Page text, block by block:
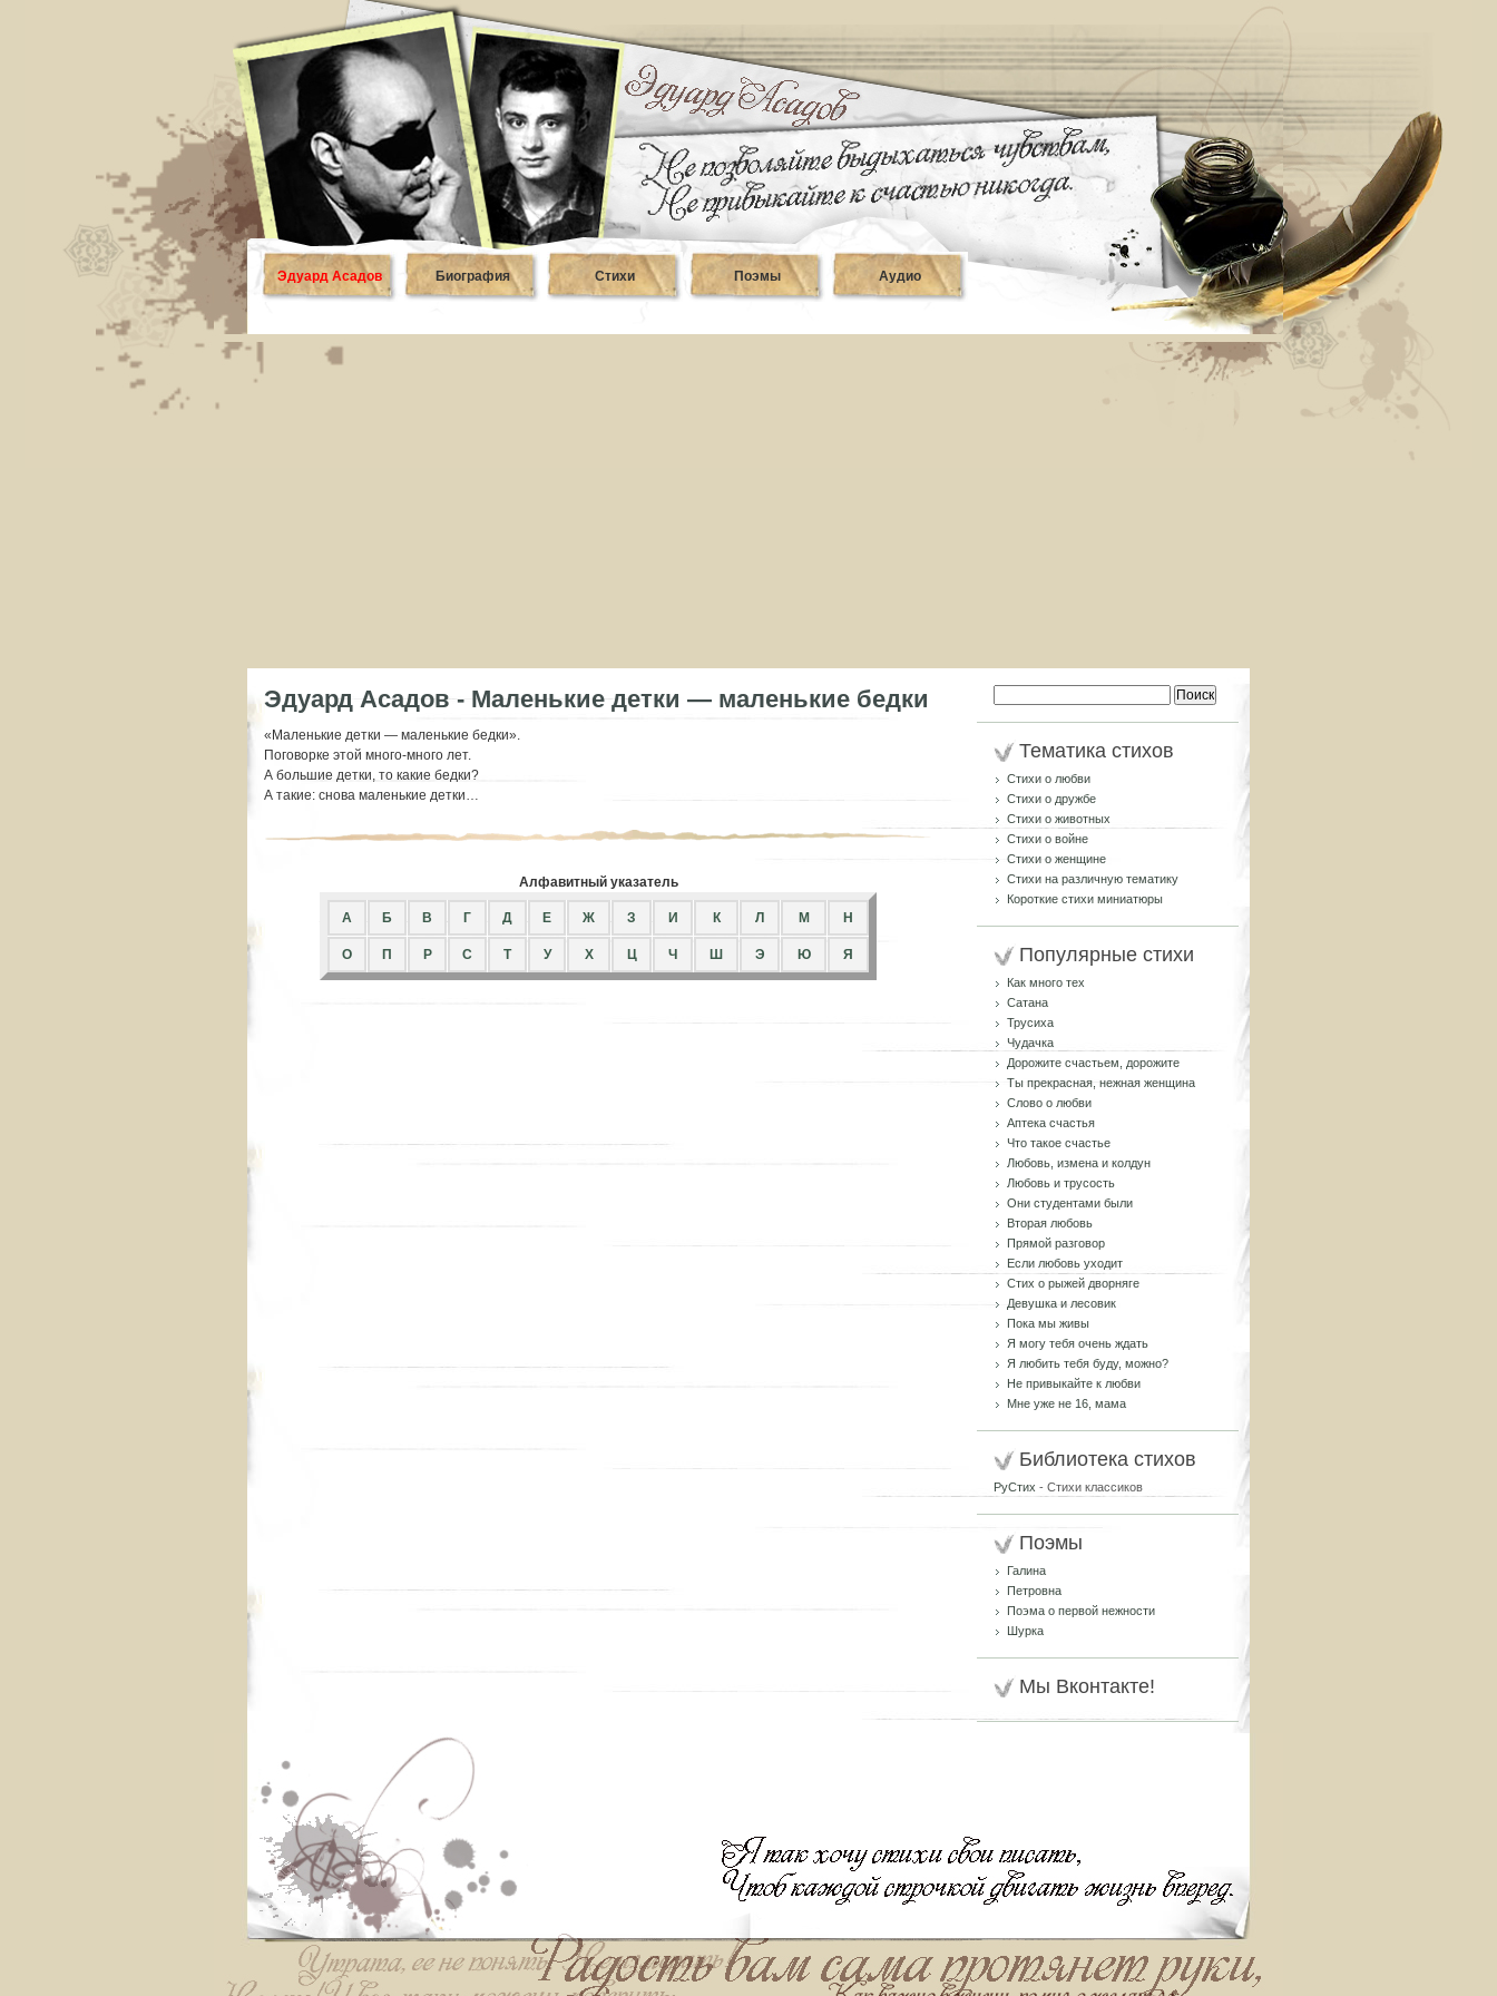
Эдуард Асадов Биография Стихи Поэмы Аудио
Эдуард Асадов - Маленькие детки — маленькие бедки
«Маленькие детки — маленькие бедки».
Поговорке этой много-много лет.
А большие детки, то какие бедки?
А такие: снова маленькие детки…
Алфавитный указатель
A Б В Г Д Е Ж З И К Л М Н
О П Р С Т У Х Ц Ч Ш Э Ю Я
Тематика стихов
Стихи о любви
Стихи о дружбе
Стихи о животных
Стихи о войне
Стихи о женщине
Стихи на различную тематику
Короткие стихи миниатюры
Популярные стихи
Как много тех
Сатана
Трусиха
Чудачка
Дорожите счастьем, дорожите
Ты прекрасная, нежная женщина
Слово о любви
Аптека счастья
Что такое счастье
Любовь, измена и колдун
Любовь и трусость
Они студентами были
Вторая любовь
Прямой разговор
Если любовь уходит
Стих о рыжей дворняге
Девушка и лесовик
Пока мы живы
Я могу тебя очень ждать
Я любить тебя буду, можно?
Не привыкайте к любви
Мне уже не 16, мама
Библиотека стихов
РуСтих - Стихи классиков
Поэмы
Галина
Петровна
Поэма о первой нежности
Шурка
Мы Вконтакте!